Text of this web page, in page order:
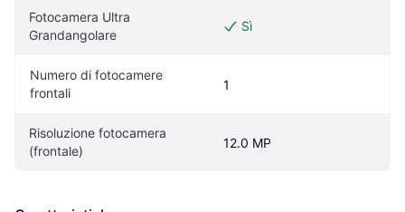
Fotocamera Ultra
Grandangolare
Sì
Numero di fotocamere
frontali
1
Risoluzione fotocamera
(frontale)
12.0 MP